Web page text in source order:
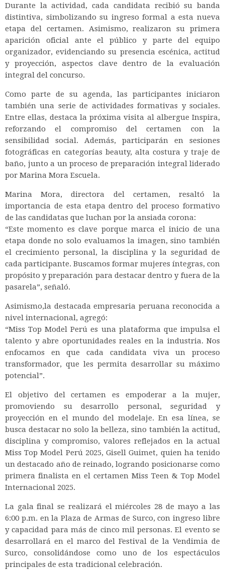
Durante la actividad, cada candidata recibió su banda
distintiva, simbolizando su ingreso formal a esta nueva
etapa del certamen. Asimismo, realizaron su primera
aparición oficial ante el público y parte del equipo
organizador, evidenciando su presencia escénica, actitud
y proyección, aspectos clave dentro de la evaluación
integral del concurso.
Como parte de su agenda, las participantes iniciaron
también una serie de actividades formativas y sociales.
Entre ellas, destaca la próxima visita al albergue Inspira,
reforzando el compromiso del certamen con la
sensibilidad social. Además, participarán en sesiones
fotográficas en categorías beauty, alta costura y traje de
baño, junto a un proceso de preparación integral liderado
por Marina Mora Escuela.
Marina Mora, directora del certamen, resaltó la
importancia de esta etapa dentro del proceso formativo
de las candidatas que luchan por la ansiada corona:
“Este momento es clave porque marca el inicio de una
etapa donde no solo evaluamos la imagen, sino también
el crecimiento personal, la disciplina y la seguridad de
cada participante. Buscamos formar mujeres íntegras, con
propósito y preparación para destacar dentro y fuera de la
pasarela”, señaló.
Asimismo,la destacada empresaria peruana reconocida a
nivel internacional, agregó:
“Miss Top Model Perú es una plataforma que impulsa el
talento y abre oportunidades reales en la industria. Nos
enfocamos en que cada candidata viva un proceso
transformador, que les permita desarrollar su máximo
potencial”.
El objetivo del certamen es empoderar a la mujer,
promoviendo su desarrollo personal, seguridad y
proyección en el mundo del modelaje. En esa línea, se
busca destacar no solo la belleza, sino también la actitud,
disciplina y compromiso, valores reflejados en la actual
Miss Top Model Perú 2025, Gisell Guimet, quien ha tenido
un destacado año de reinado, logrando posicionarse como
primera finalista en el certamen Miss Teen & Top Model
Internacional 2025.
La gala final se realizará el miércoles 28 de mayo a las
6:00 p.m. en la Plaza de Armas de Surco, con ingreso libre
y capacidad para más de cinco mil personas. El evento se
desarrollará en el marco del Festival de la Vendimia de
Surco, consolidándose como uno de los espectáculos
principales de esta tradicional celebración.